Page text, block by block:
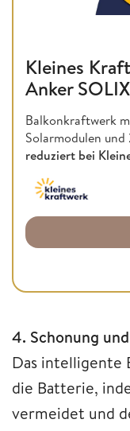
Kleines
Anker
Balkonkraftwerk
Solarmodulen und
reduziert bei
4. Schonung
Das intelligente
die Batterie,
vermeidet und